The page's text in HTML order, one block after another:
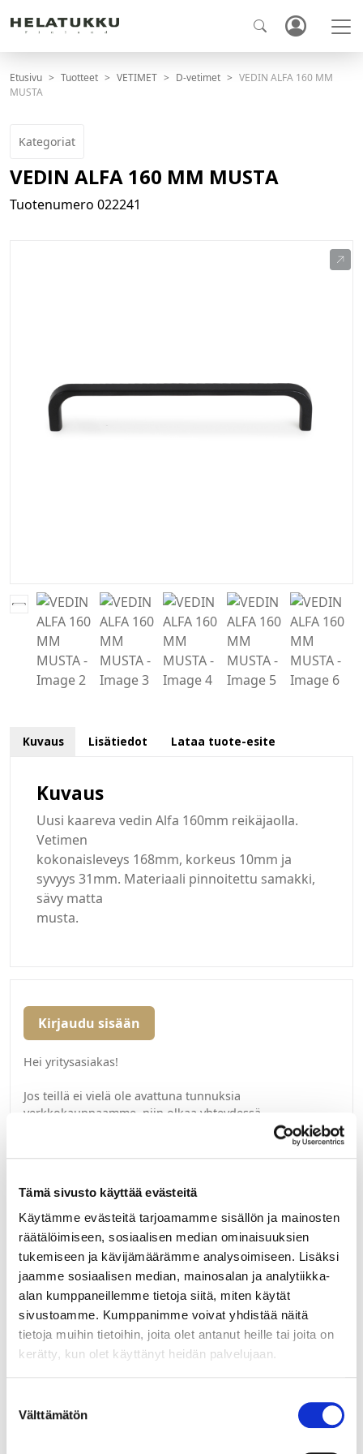
Tämä sivusto käyttää evästeitä
Käytämme evästeitä tarjoamamme sisällön ja mainosten
räätälöimiseen, sosiaalisen median ominaisuuksien
tukemiseen ja kävijämäärämme analysoimiseen. Lisäksi
jaamme sosiaalisen median, mainosalan ja analytiikka-
alan kumppaneillemme tietoja siitä, miten käytät
sivustoamme. Kumppanimme voivat yhdistää näitä
tietoja muihin tietoihin, joita olet antanut heille tai joita on
kerätty, kun olet käyttänyt heidän palvelujaan.
valinta
Välttämätön
Etusivu Tuotteet VETIMET D-vetimet
VEDIN ALFA 160 MM
MUSTA
Kategoriat
VEDIN ALFA 160 MM MUSTA
Tuotenumero 022241
Kuvaus Lisätiedot Lataa tuote-esite
Kuvaus
Uusi kaareva vedin Alfa 160mm reikäjaolla.
Vetimen
kokonaisleveys 168mm, korkeus 10mm ja
syvyys 31mm. Materiaali pinnoitettu samakki,
sävy matta
musta.
Kirjaudu sisään
Hei yritysasiakas!
Jos teillä ei vielä ole avattuna tunnuksia
verkkokauppaamme, niin olkaa yhteydessä
25
Yksikkö:
kpl
Liittyvät tuotteet
022247